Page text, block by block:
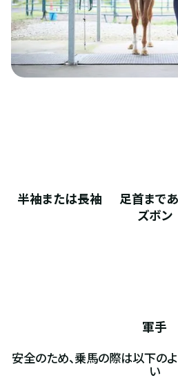
半袖または長袖
足首まで
ズボン
軍手
安全のため、乗馬の際は以下の
い